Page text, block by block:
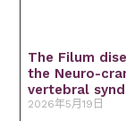
The Filum
the Neuro-
vertebral
Definition,
2026年5月19日